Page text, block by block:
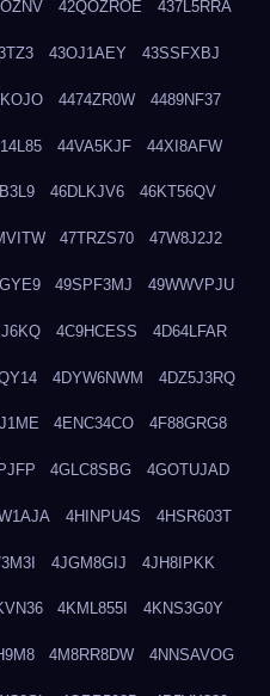
42QOZROE 437L5RRA
43OJ1AEY 43SSFXBJ
4474ZR0W 4489NF37
44VA5KJF 44XI8AFW
46DLKJV6 46KT56QV
47TRZS70 47W8J2J2
49SPF3MJ 49WWVPJU
4C9HCESS 4D64LFAR
4DYW6NWM 4DZ5J3RQ
4ENC34CO 4F88GRG8
4GLC8SBG 4GOTUJAD
4HINPU4S 4HSR603T
4JGM8GIJ 4JH8IPKK
4KML855I 4KNS3G0Y
4M8RR8DW 4NNSAVOG